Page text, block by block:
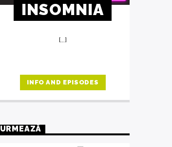
INSOMNIA
[...]
INFO AND EPISODES
URMEAZĂ